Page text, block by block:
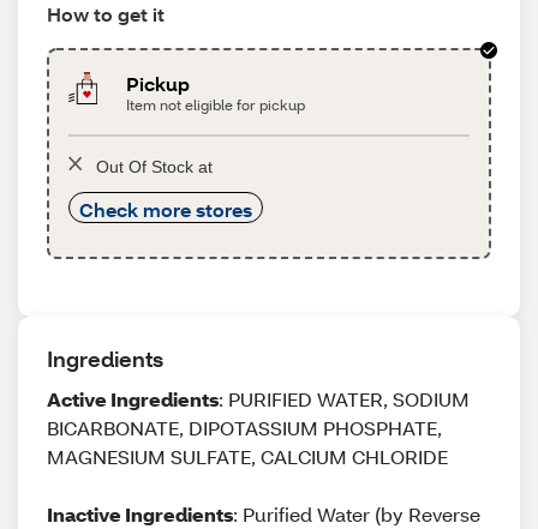
How to get it
Pickup
Item not eligible for pickup
Out Of Stock at
Check more stores
Ingredients
Active Ingredients: PURIFIED WATER, SODIUM
BICARBONATE, DIPOTASSIUM PHOSPHATE,
MAGNESIUM SULFATE, CALCIUM CHLORIDE
Inactive Ingredients: Purified Water (by Reverse